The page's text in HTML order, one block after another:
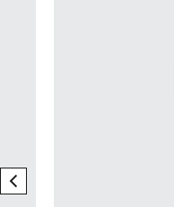
previous element